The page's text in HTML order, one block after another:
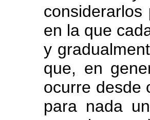
en la que
y
que, en
ocurre desde
para nada